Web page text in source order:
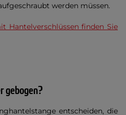
werden müssen.
Hantelverschlüssen finden Sie
gebogen?
entscheiden, die